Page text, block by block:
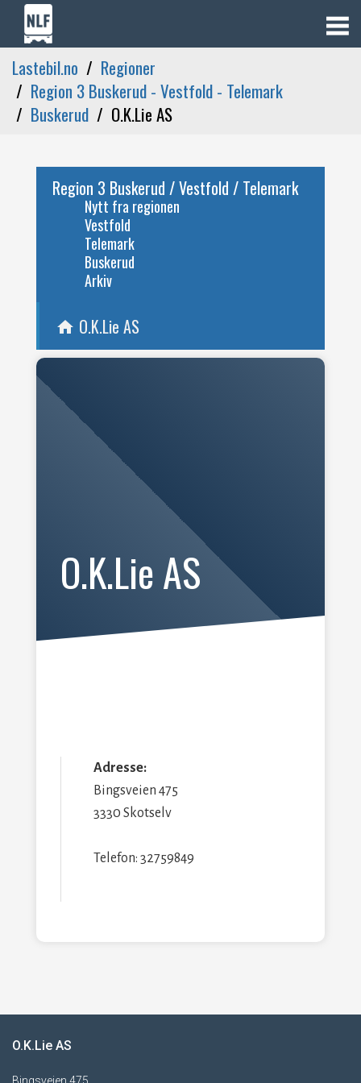
Lastebil.no
Regioner
Region 3 Buskerud - Vestfold - Telemark
Buskerud
O.K.Lie AS
Region 3 Buskerud / Vestfold / Telemark
Nytt fra regionen
Vestfold
Telemark
Buskerud
Arkiv
home O.K.Lie AS
O.K.Lie AS
Adresse:
Bingsveien 475
3330 Skotselv
Telefon: 32759849
O.K.Lie AS